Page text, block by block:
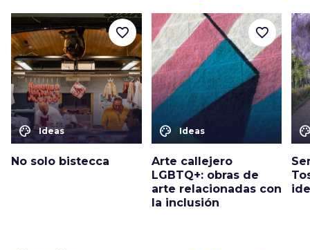
color_lens Ideas
No solo bistecca
favorite_border
color_lens Ideas
Arte callejero
LGBTQ+: obras de
arte relacionadas con
la inclusión
favorite_border